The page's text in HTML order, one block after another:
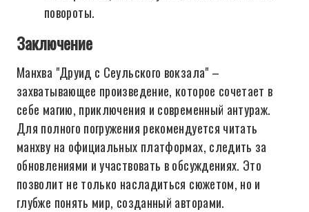
повороты.
Заключение
Манхва "Друид с Сеульского вокзала" –
захватывающее произведение, которое сочетает в
себе магию, приключения и современный антураж.
Для полного погружения рекомендуется читать
манхву на официальных платформах, следить за
обновлениями и участвовать в обсуждениях. Это
позволит не только насладиться сюжетом, но и
глубже понять мир, созданный авторами.